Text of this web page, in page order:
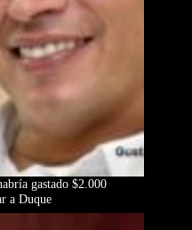
gastado $2.000
a Duque